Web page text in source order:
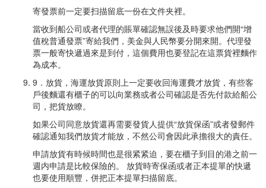
寄發票前一定要扫描留底一份在文件夹裡。
當收到船公司或者代理的賬單確認無誤後及時要求他們開“增
值稅普通發票”寄給我們，美金與人民幣要分開來開。代理發
票一般寄快遞過來是到付，這個費用也要登記在這票貨裡麵作
為成本。
9．放貨，海運放貨原則上一定要收回海運費才放貨，有些客
戶後麵還有櫃子的可以向業務或者公司確認是否先付款給船公
司，把貨放瞭。
如果公司同意放貨還再需要發貨人提供“放貨保函”或者發郵件
確認通知我們放貨才能放，不然公司會因此承擔很大的責任。
申請放貨有時候時間也是很紧紧迫，要在櫃子到目的港之前一
週内申請是比較保險的。 放貨時寄保函或者正本提單的快遞
也要使用順豐，併把正本提單扫描留底。